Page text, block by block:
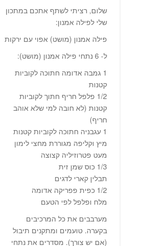
שלום, רציתי לשתף אתכם במתכון
שלי לפילה אמנון:
פילה אמנון (מושט) אפוי עם ירקות
ל- 6 נתחי פילה אמנון (מושט):
1 גמבה אדומה חתוכה לקוביות
קטנות
1/2 פלפל חריף חתוך לקוביות
קטנות (לא חובה למי שלא אוהב
חריף)
1 עגבניה חתוכה לקוביות קטנות
מיץ וקליפה מגוררת מחצי לימון
מעט פטרוזיליה קצוצה
1/3 כוס שמן זית
תבלין קארי לדגים
1/2 כפית פפריקה אדומה
מלח ופלפל לפי הטעם
מערבבים את כל המרכיבים
בקערה. טועמים ומתקנים תיבול
(אם יש צורך). מסדרים את נתחי